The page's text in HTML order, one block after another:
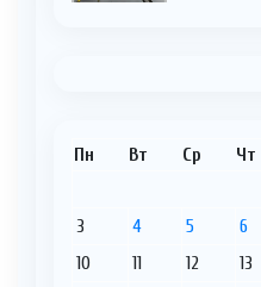
Пн Вт Ср Чт
3
4 5 6
10
11 12 13